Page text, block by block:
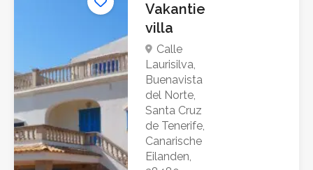
Vakantie
villa
Calle
Laurisilva,
Buenavista
del Norte,
Santa Cruz
de Tenerife,
Canarische
Eilanden,